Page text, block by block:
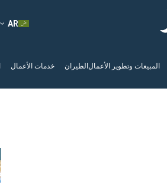
المبيعات وتطوير الأعمال الطيران خدمات الأعمال